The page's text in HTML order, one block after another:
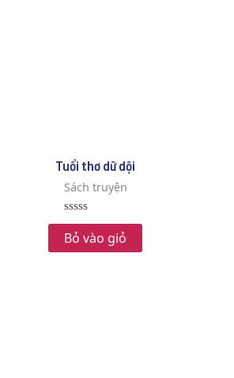
Tuổi thơ dữ dội
Sách truyện
Rated
0
out
of
Bỏ vào giỏ